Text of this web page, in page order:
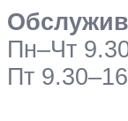
Пн–Чт
Пт